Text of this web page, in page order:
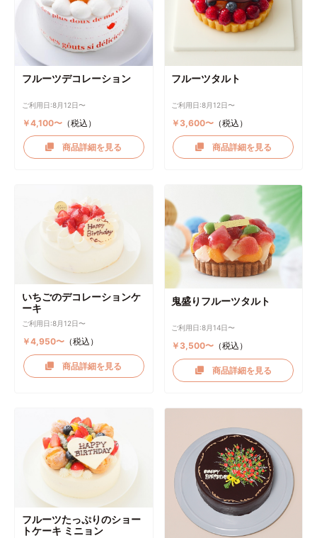
フルーツデコレーション
ご利用日:8月12日〜
￥4,100〜（税込）
商品詳細を見る
フルーツタルト
ご利用日:8月12日〜
￥3,600〜 （税込）
商品詳細を見る
いちごのデコレーションケ
ーキ
ご利用日:8月12日〜
￥4,950〜（税込）
商品詳細を見る
鬼盛りフルーツタルト
ご利用日:8月14日〜
￥3,500〜 （税込）
商品詳細を見る
フルーツたっぷりのショー
トケーキ ミニョン